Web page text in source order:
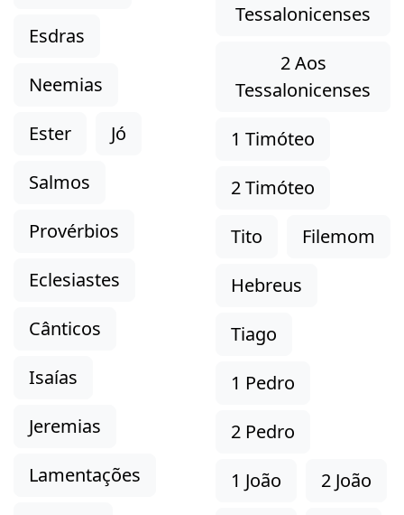
Esdras
Neemias
Ester
Jó
Salmos
Provérbios
Eclesiastes
Cânticos
Isaías
Jeremias
Lamentações
Tessalonicenses
2 Aos
Tessalonicenses
1 Timóteo
2 Timóteo
Tito
Filemom
Hebreus
Tiago
1 Pedro
2 Pedro
1 João
2 João